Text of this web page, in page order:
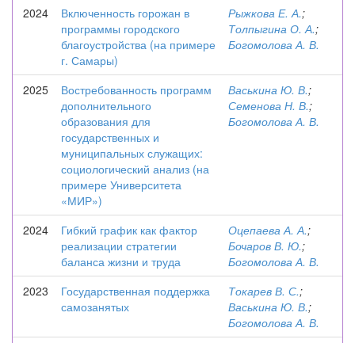
2024
Включенность горожан в
программы городского
благоустройства (на примере
г. Самары)
Рыжкова Е. А.;
Толпыгина О. А.;
Богомолова А. В.
2025
Востребованность программ
дополнительного
образования для
государственных и
муниципальных служащих:
социологический анализ (на
примере Университета
«МИР»)
Васькина Ю. В.;
Семенова Н. В.;
Богомолова А. В.
2024
Гибкий график как фактор
реализации стратегии
баланса жизни и труда
Оцепаева А. А.;
Бочаров В. Ю.;
Богомолова А. В.
2023
Государственная поддержка
самозанятых
Токарев В. С.;
Васькина Ю. В.;
Богомолова А. В.